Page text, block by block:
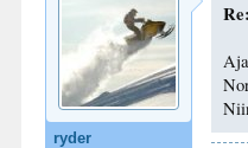
ryder